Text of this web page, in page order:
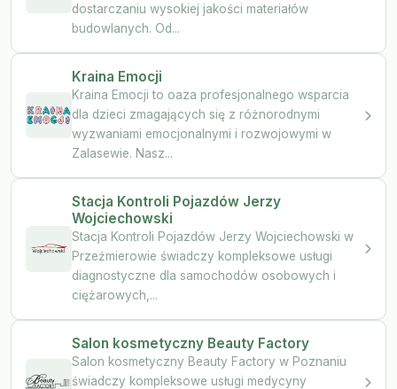
dostarczaniu wysokiej jakości materiałów
budowlanych. Od...
Kraina Emocji
Kraina Emocji to oaza profesjonalnego wsparcia
dla dzieci zmagających się z różnorodnymi
wyzwaniami emocjonalnymi i rozwojowymi w
Zalasewie. Nasz...
Stacja Kontroli Pojazdów Jerzy
Wojciechowski
Stacja Kontroli Pojazdów Jerzy Wojciechowski w
Przeźmierowie świadczy kompleksowe usługi
diagnostyczne dla samochodów osobowych i
ciężarowych,...
Salon kosmetyczny Beauty Factory
Salon kosmetyczny Beauty Factory w Poznaniu
świadczy kompleksowe usługi medycyny